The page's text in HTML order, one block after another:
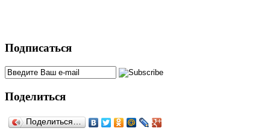
Подписаться
Поделиться
Поделиться…